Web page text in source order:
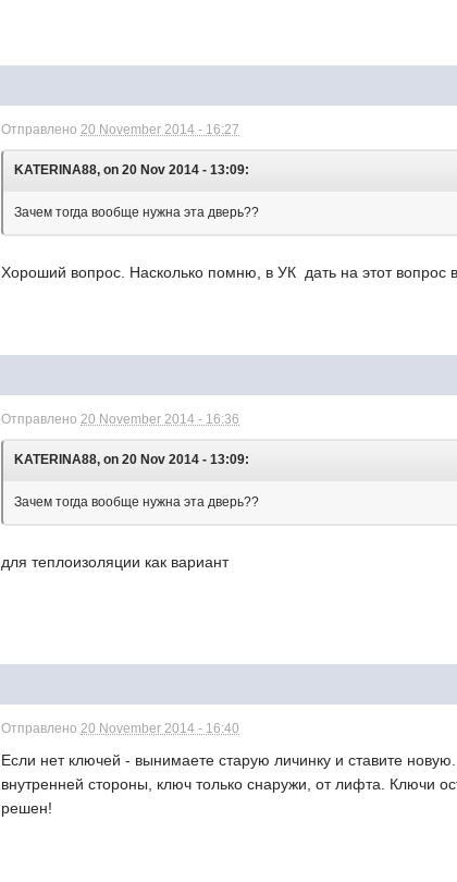
Отправлено20 November 2014 - 16:27
KATERINA88, on 20 Nov 2014 - 13:09:
Зачем тогда вообще нужна эта дверь??
Хороший вопрос. Насколько помню, в УК дать на этот вопрос
Отправлено 20 November 2014 - 16:36
KATERINA88, on 20 Nov 2014 - 13:09:
Зачем тогда вообще нужна эта дверь??
для теплоизоляции как вариант
Отправлено 20 November 2014 - 16:40
Если нет ключей - вынимаете старую личинку и ставите
внутренней стороны, ключ только снаружи, от лифта. Ключи
решен!